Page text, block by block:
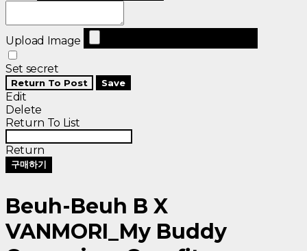
Upload Image
Set secret
Return To Post Save
Edit
Delete
Return To List
Return
구매하기
Beuh-Beuh B X
VANMORI_My Buddy